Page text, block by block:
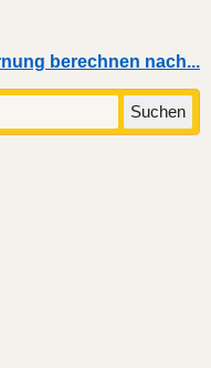
berechnen nach...